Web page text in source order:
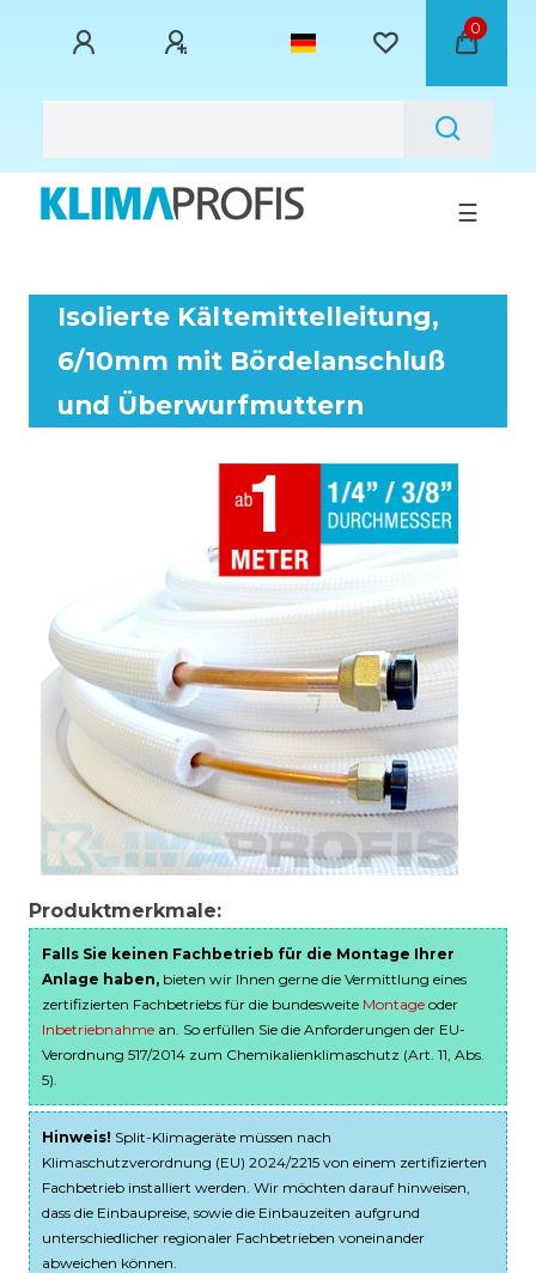
0
☰
Isolierte Kältemittelleitung,
6/10mm mit Bördelanschluß
und Überwurfmuttern
Produktmerkmale:
Falls Sie keinen Fachbetrieb für die Montage Ihrer
Anlage haben, bieten wir Ihnen gerne die Vermittlung eines
zertifizierten Fachbetriebs für die bundesweite Montage oder
Inbetriebnahme an. So erfüllen Sie die Anforderungen der EU-
Verordnung 517/2014 zum Chemikalienklimaschutz (Art. 11, Abs.
5).
Hinweis! Split-Klimageräte müssen nach
Klimaschutzverordnung (EU) 2024/2215 von einem zertifizierten
Fachbetrieb installiert werden. Wir möchten darauf hinweisen,
dass die Einbaupreise, sowie die Einbauzeiten aufgrund
unterschiedlicher regionaler Fachbetrieben voneinander
abweichen können.